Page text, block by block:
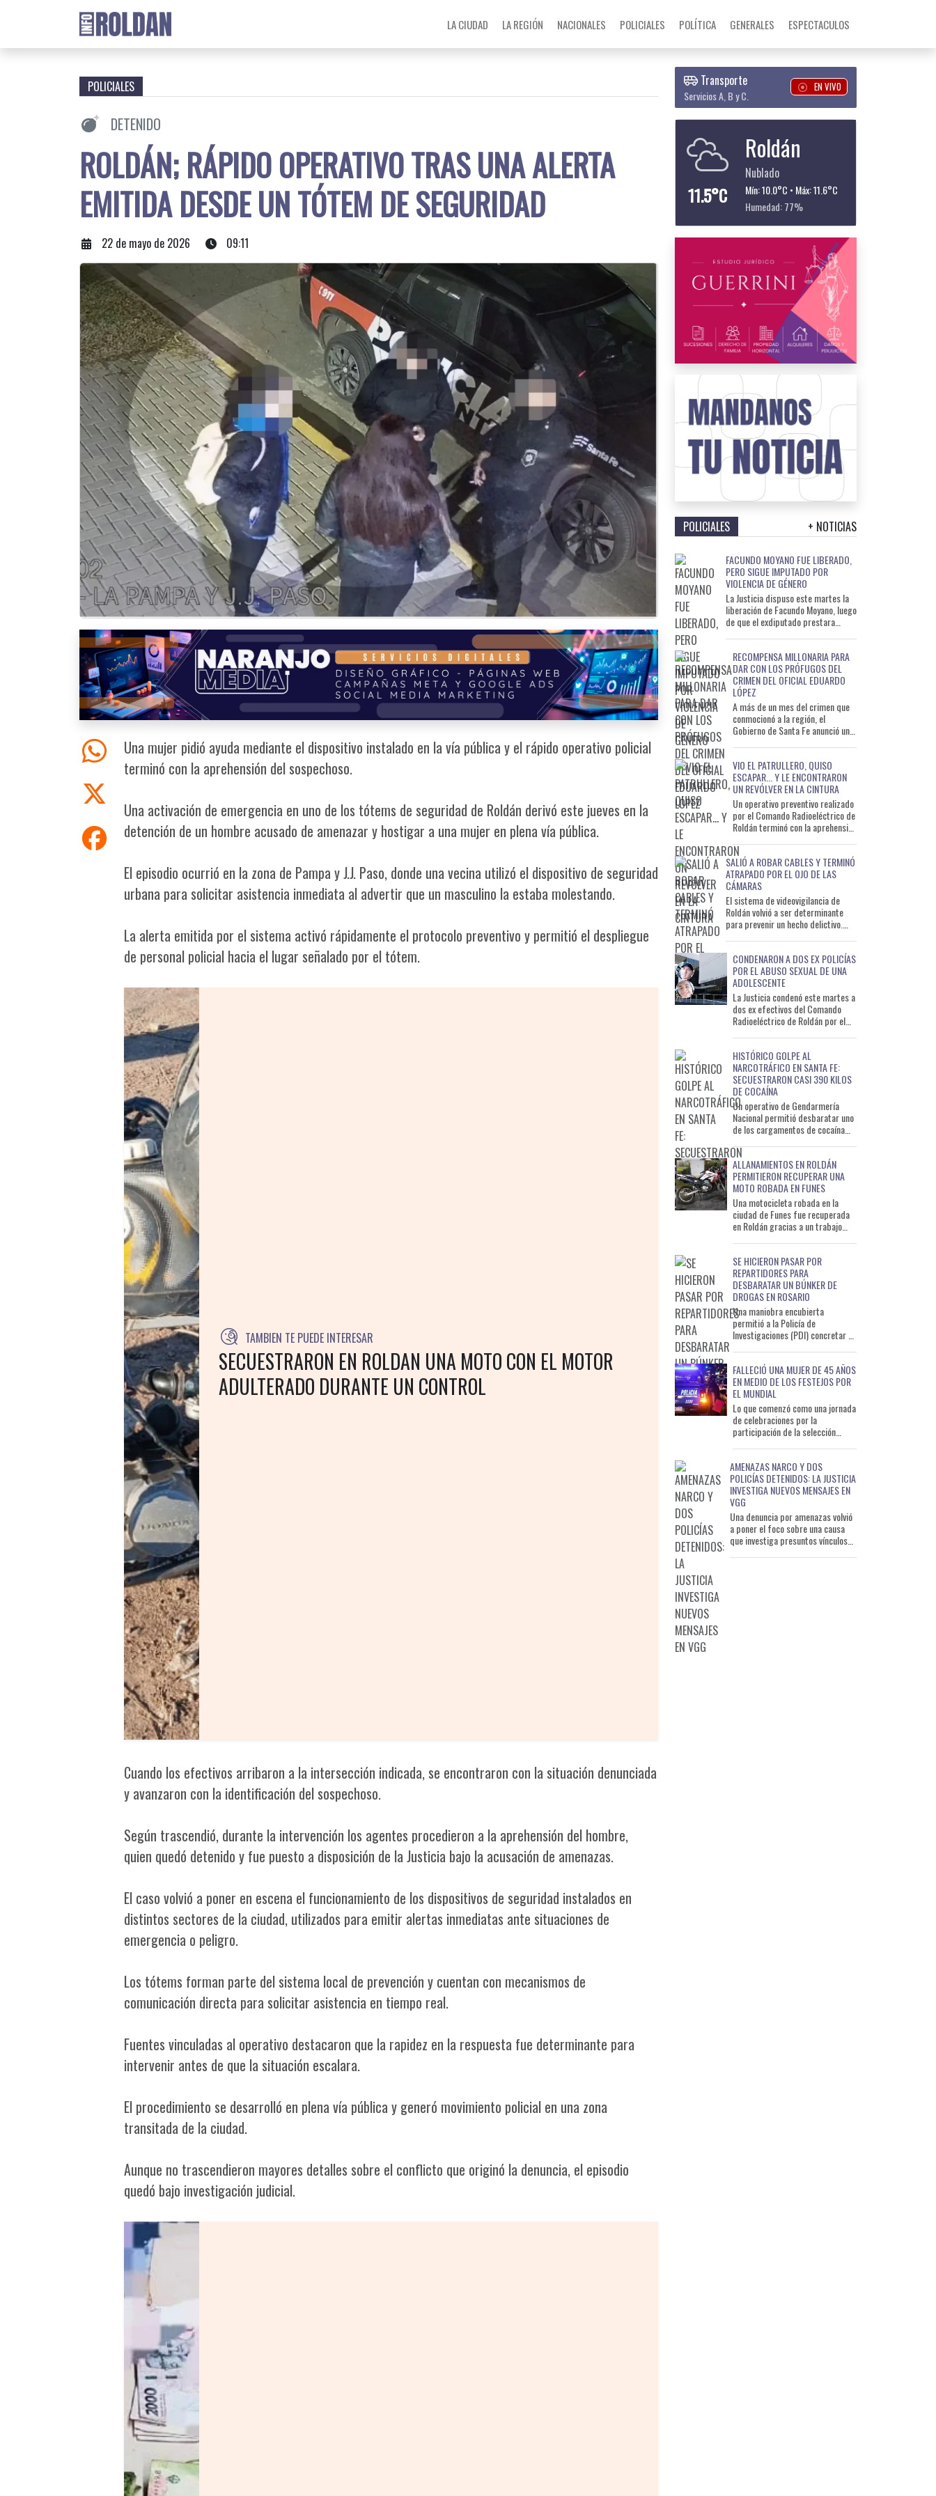
LA CIUDAD LA REGIÓN NACIONALES POLICIALES POLÍTICA GENERALES ESPECTACULOS
POLICIALES
DETENIDO
ROLDÁN; RÁPIDO OPERATIVO TRAS UNA ALERTA
EMITIDA DESDE UN TÓTEM DE SEGURIDAD
22 de mayo de 2026 09:11
Una mujer pidió ayuda mediante el dispositivo instalado en la vía pública y el rápido operativo policial
terminó con la aprehensión del sospechoso.
Una activación de emergencia en uno de los tótems de seguridad de Roldán derivó este jueves en la
detención de un hombre acusado de amenazar y hostigar a una mujer en plena vía pública.
El episodio ocurrió en la zona de Pampa y J.J. Paso, donde una vecina utilizó el dispositivo de seguridad
urbana para solicitar asistencia inmediata al advertir que un masculino la estaba molestando.
La alerta emitida por el sistema activó rápidamente el protocolo preventivo y permitió el despliegue
de personal policial hacia el lugar señalado por el tótem.
TAMBIEN TE PUEDE INTERESAR
SECUESTRARON EN ROLDAN UNA MOTO CON EL MOTOR
ADULTERADO DURANTE UN CONTROL
Cuando los efectivos arribaron a la intersección indicada, se encontraron con la situación denunciada
y avanzaron con la identificación del sospechoso.
Según trascendió, durante la intervención los agentes procedieron a la aprehensión del hombre,
quien quedó detenido y fue puesto a disposición de la Justicia bajo la acusación de amenazas.
El caso volvió a poner en escena el funcionamiento de los dispositivos de seguridad instalados en
distintos sectores de la ciudad, utilizados para emitir alertas inmediatas ante situaciones de
emergencia o peligro.
Los tótems forman parte del sistema local de prevención y cuentan con mecanismos de
comunicación directa para solicitar asistencia en tiempo real.
Fuentes vinculadas al operativo destacaron que la rapidez en la respuesta fue determinante para
intervenir antes de que la situación escalara.
El procedimiento se desarrolló en plena vía pública y generó movimiento policial en una zona
transitada de la ciudad.
Aunque no trascendieron mayores detalles sobre el conflicto que originó la denuncia, el episodio
quedó bajo investigación judicial.
Transporte
Servicios A, B y C.
EN VIVO
11.5°C
Roldán
Nublado
Mín: 10.0°C • Máx: 11.6°C
Humedad: 77%
POLICIALES + NOTICIAS
FACUNDO MOYANO FUE LIBERADO,
PERO SIGUE IMPUTADO POR
VIOLENCIA DE GÉNERO
La Justicia dispuso este martes la
liberación de Facundo Moyano, luego
de que el exdiputado prestara
RECOMPENSA MILLONARIA PARA
DAR CON LOS PRÓFUGOS DEL
CRIMEN DEL OFICIAL EDUARDO
LÓPEZ
A más de un mes del crimen que
conmocionó a la región, el
Gobierno de Santa Fe anunció una
VIO EL PATRULLERO, QUISO
ESCAPAR... Y LE ENCONTRARON
UN REVÓLVER EN LA CINTURA
Un operativo preventivo realizado
por el Comando Radioeléctrico de
Roldán terminó con la aprehensión
llevaba un arma
SALIÓ A ROBAR CABLES Y TERMINÓ
ATRAPADO POR EL OJO DE LAS
CÁMARAS
El sistema de videovigilancia de
Roldán volvió a ser determinante
para prevenir un hecho delictivo.
CONDENARON A DOS EX POLICÍAS
POR EL ABUSO SEXUAL DE UNA
ADOLESCENTE
La Justicia condenó este martes a
dos ex efectivos del Comando
Radioeléctrico de Roldán por el
HISTÓRICO GOLPE AL
NARCOTRÁFICO EN SANTA FE:
SECUESTRARON CASI 390 KILOS
DE COCAÍNA
Un operativo de Gendarmería
Nacional permitió desbaratar uno
de los cargamentos de cocaína
lo que va del año en San
ALLANAMIENTOS EN ROLDÁN
PERMITIERON RECUPERAR UNA
MOTO ROBADA EN FUNES
Una motocicleta robada en la
ciudad de Funes fue recuperada
en Roldán gracias a un trabajo
SE HICIERON PASAR POR
REPARTIDORES PARA
DESBARATAR UN BÚNKER DE
DROGAS EN ROSARIO
Una maniobra encubierta
permitió a la Policía de
Investigaciones (PDI) concretar un
de
FALLECIÓ UNA MUJER DE 45 AÑOS
EN MEDIO DE LOS FESTEJOS POR
EL MUNDIAL
Lo que comenzó como una jornada
de celebraciones por la
participación de la selección
AMENAZAS NARCO Y DOS
POLICÍAS DETENIDOS: LA JUSTICIA
INVESTIGA NUEVOS MENSAJES EN
VGG
Una denuncia por amenazas volvió
a poner el foco sobre una causa
que investiga presuntos vínculos